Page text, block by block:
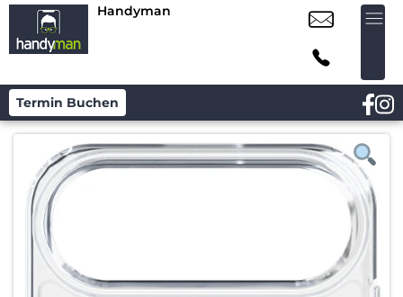
Handyman
Termin Buchen